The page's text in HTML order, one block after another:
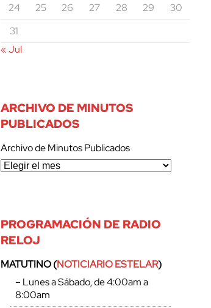
24
25 26 27 28 29
30
31
« Jul
ARCHIVO DE MINUTOS
PUBLICADOS
Archivo de Minutos Publicados
PROGRAMACIÓN DE RADIO
RELOJ
MATUTINO (NOTICIARIO ESTELAR)
– Lunes a Sábado, de 4:00am a
8:00am